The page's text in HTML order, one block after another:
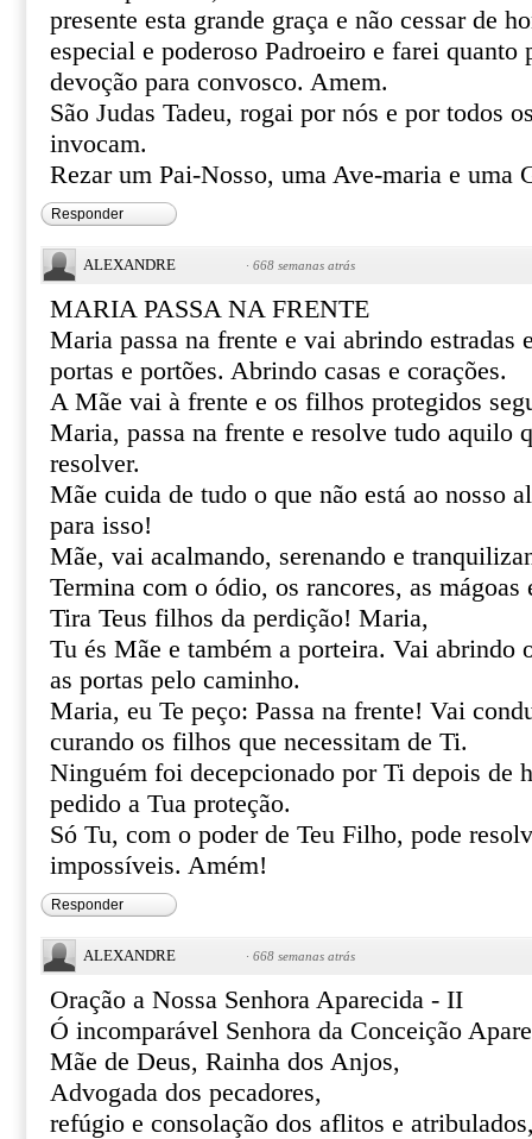
presente esta grande graça e não cessar de
especial e poderoso Padroeiro e farei quanto
devoção para convosco. Amem.
São Judas Tadeu, rogai por nós e por todos
invocam.
Rezar um Pai-Nosso, uma Ave-maria e uma
Responder
ALEXANDRE · 668 semanas atrás
MARIA PASSA NA FRENTE
Maria passa na frente e vai abrindo estradas
portas e portões. Abrindo casas e corações.
A Mãe vai à frente e os filhos protegidos
Maria, passa na frente e resolve tudo aquilo
resolver.
Mãe cuida de tudo o que não está ao nosso
para isso!
Mãe, vai acalmando, serenando e
Termina com o ódio, os rancores, as mágoas
Tira Teus filhos da perdição! Maria,
Tu és Mãe e também a porteira. Vai abrindo
as portas pelo caminho.
Maria, eu Te peço: Passa na frente! Vai
curando os filhos que necessitam de Ti.
Ninguém foi decepcionado por Ti depois de
pedido a Tua proteção.
Só Tu, com o poder de Teu Filho, pode
impossíveis. Amém!
Responder
ALEXANDRE · 668 semanas atrás
Oração a Nossa Senhora Aparecida - II
Ó incomparável Senhora da Conceição
Mãe de Deus, Rainha dos Anjos,
Advogada dos pecadores,
refúgio e consolação dos aflitos e